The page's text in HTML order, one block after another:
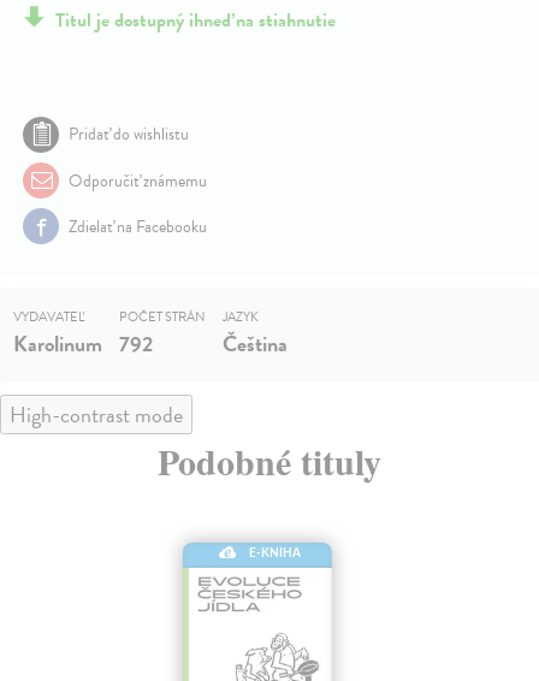
Titul je dostupný ihneď na stiahnutie
Pridať do wishlistu
Odporučiť známemu
Zdielať na Facebooku
VYDAVATEĽ
Karolinum
POČET STRÁN
792
JAZYK
Čeština
High-contrast mode
Podobné tituly
E-KNIHA